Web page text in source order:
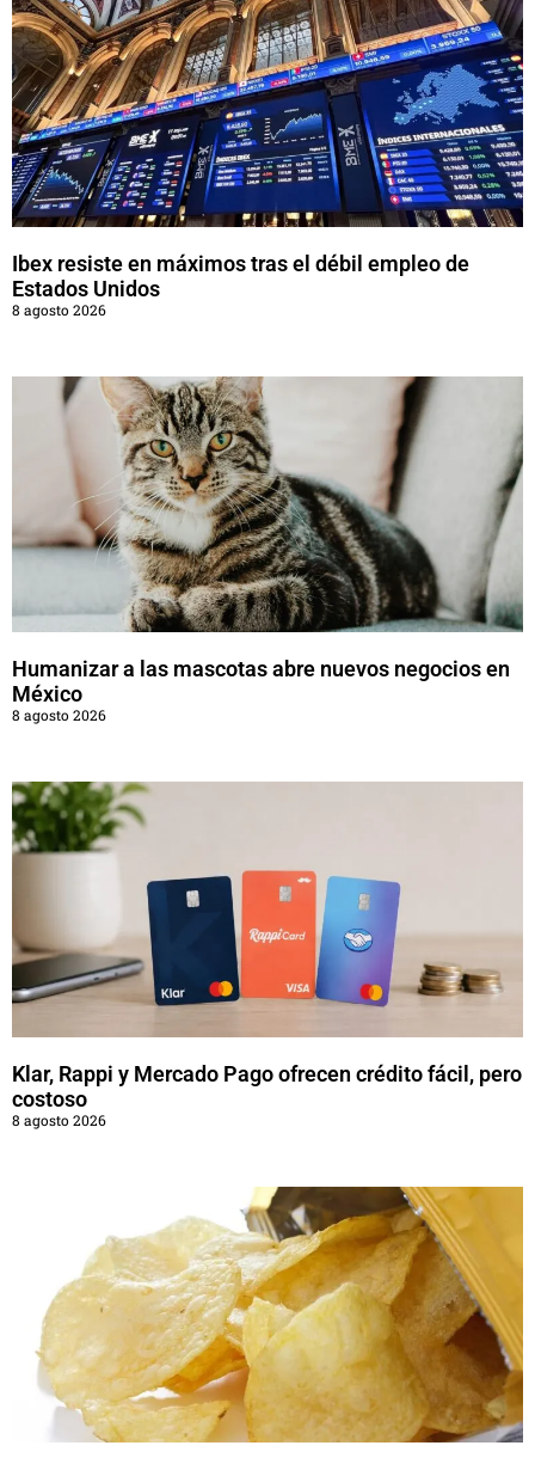
Ibex resiste en máximos tras el débil empleo de
Estados Unidos
8 agosto 2026
Humanizar a las mascotas abre nuevos negocios en
México
8 agosto 2026
Klar, Rappi y Mercado Pago ofrecen crédito fácil, pero
costoso
8 agosto 2026